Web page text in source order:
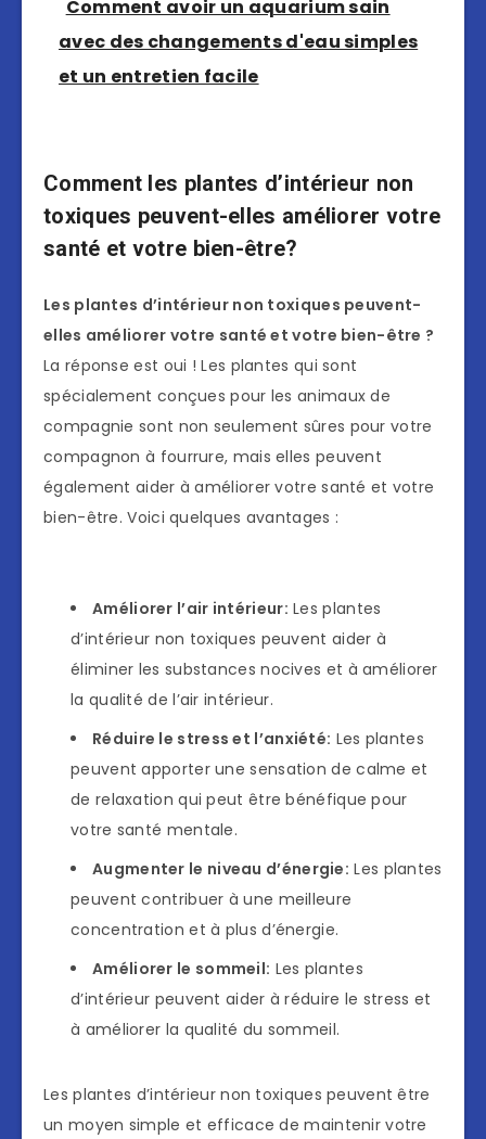
Comment avoir un aquarium sain
avec des changements d'eau simples
et un entretien facile
Comment les plantes d’intérieur non
toxiques peuvent-elles améliorer votre
santé et votre bien-être?
Les plantes d’intérieur non toxiques peuvent-
elles améliorer votre santé et votre bien-être ?
La réponse est oui ! Les plantes qui sont
spécialement conçues pour les animaux de
compagnie sont non seulement sûres pour votre
compagnon à fourrure, mais elles peuvent
également aider à améliorer votre santé et votre
bien-être. Voici quelques avantages :
Améliorer l’air intérieur: Les plantes
d’intérieur non toxiques peuvent aider à
éliminer les substances nocives et à améliorer
la qualité de l’air intérieur.
Réduire le stress et l’anxiété: Les plantes
peuvent apporter une sensation de calme et
de relaxation qui peut être bénéfique pour
votre santé mentale.
Augmenter le niveau d’énergie: Les plantes
peuvent contribuer à une meilleure
concentration et à plus d’énergie.
Améliorer le sommeil: Les plantes
d’intérieur peuvent aider à réduire le stress et
à améliorer la qualité du sommeil.
Les plantes d’intérieur non toxiques peuvent être
un moyen simple et efficace de maintenir votre